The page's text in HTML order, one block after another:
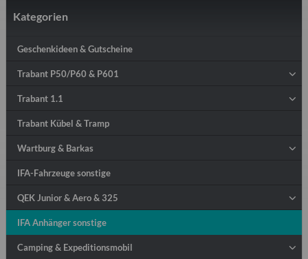
Kategorien
Geschenkideen & Gutscheine
Trabant P50/P60 & P601
Trabant 1.1
Trabant Kübel & Tramp
Wartburg & Barkas
IFA-Fahrzeuge sonstige
QEK Junior & Aero & 325
IFA Anhänger sonstige
Camping & Expeditionsmobil